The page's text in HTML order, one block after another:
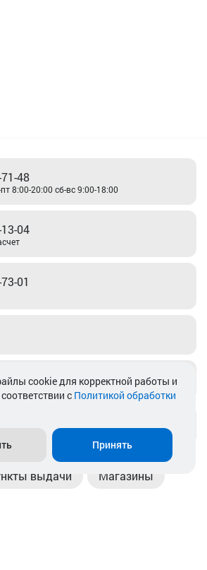
48
8:00-20:00 сб-вс 9:00-18:00
04
01
выдачи Магазины
cookie для корректной работы и
с Политикой обработки
Принять